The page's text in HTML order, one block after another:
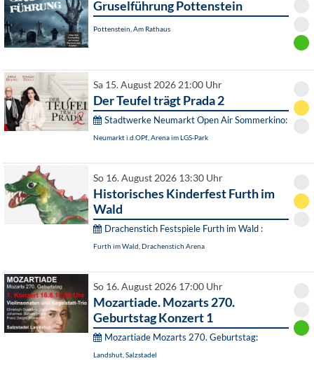
Gruselführung Pottenstein
Pottenstein, Am Rathaus
Sa 15. August 2026 21:00 Uhr
Der Teufel trägt Prada 2
Stadtwerke Neumarkt Open Air Sommerkino:
Neumarkt i.d.OPf., Arena im LGS-Park
So 16. August 2026 13:30 Uhr
Historisches Kinderfest Furth im
Wald
Drachenstich Festspiele Furth im Wald :
Furth im Wald, Drachenstich Arena
So 16. August 2026 17:00 Uhr
Mozartiade. Mozarts 270.
Geburtstag Konzert 1
Mozartiade Mozarts 270. Geburtstag:
Landshut, Salzstadel